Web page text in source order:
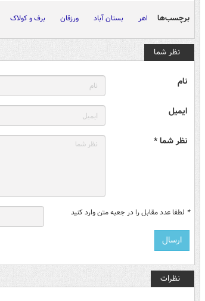
برچسب‌ها اهر بستان آباد ورزقان برف و کولاک
نظر شما
نام
ایمیل
نظر شما *
* لطفا عدد مقابل را در جعبه متن وارد کنید
نظرات